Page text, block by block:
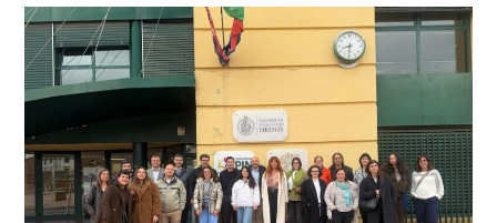
ЛЕГКОЇ
ПРОМИСЛОВОСТІ
НА
ПРОВІДНИХ
ПІДПРИЄМСТВАХ
ХМЕЛЬНИЦЬКОГО